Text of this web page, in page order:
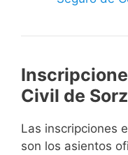
Civil de
Las inscripciones
son los asientos